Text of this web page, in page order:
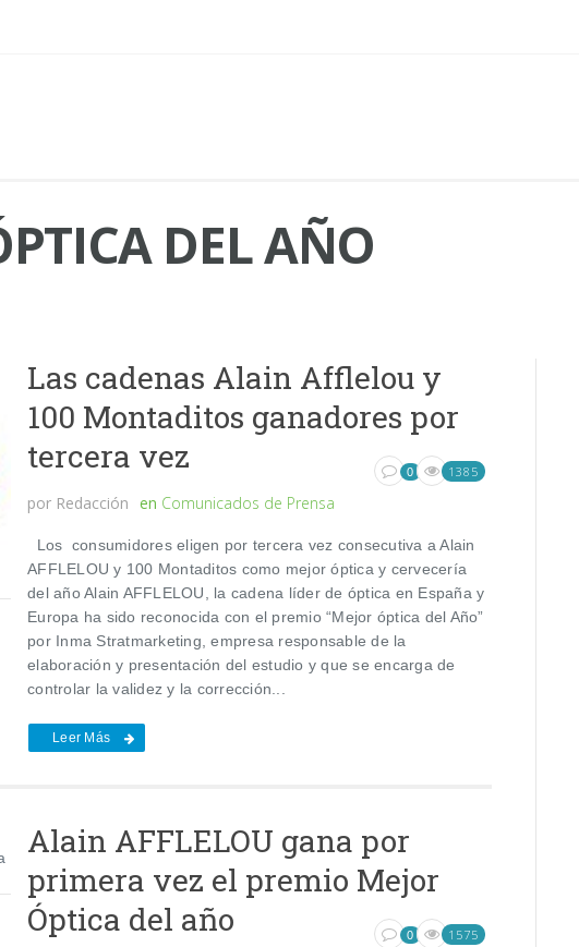
DEL AÑO
Las cadenas Alain Afflelou y
100 Montaditos ganadores por
tercera vez
por Redacción en Comunicados de Prensa
0 1385
Los consumidores eligen por tercera vez consecutiva a Alain
AFFLELOU y 100 Montaditos como mejor óptica y cervecería
del año Alain AFFLELOU, la cadena líder de óptica en España y
Europa ha sido reconocida con el premio “Mejor óptica del Año”
por Inma Stratmarketing, empresa responsable de la
elaboración y presentación del estudio y que se encarga de
controlar la validez y la corrección...
Leer Más
Alain AFFLELOU gana por
primera vez el premio Mejor
Óptica del año
0 1575